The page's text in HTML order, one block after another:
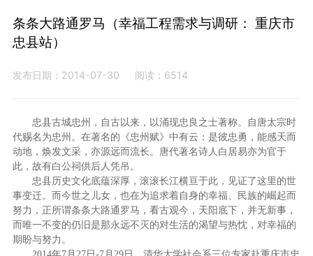
条条大路通罗马（幸福工程需求与调研： 重庆市
忠县站）
发布日期：2014-07-30 阅读：6514
忠县古城忠州，自古以来，以涌现忠良之士著称。自唐太宗时
代赐名为忠州。在著名的《忠州赋》中有云：是彼忠勇，能感天而
动地，焕发文采，亦源远而流长。唐代著名诗人白居易亦为官于
此，故有白公祠供后人凭吊。
忠县历史文化底蕴深厚，滚滚长江横亘于此，见证了这里的世
事变迁。而今世之儿女，也在为追求着自身的幸福、民族的崛起而
努力，正所谓条条大路通罗马，看古观今，天阳底下，并无新事，
而唯一不变的仍旧是那永远不灭的对生活的渴望与热忱，对幸福的
期盼与努力。